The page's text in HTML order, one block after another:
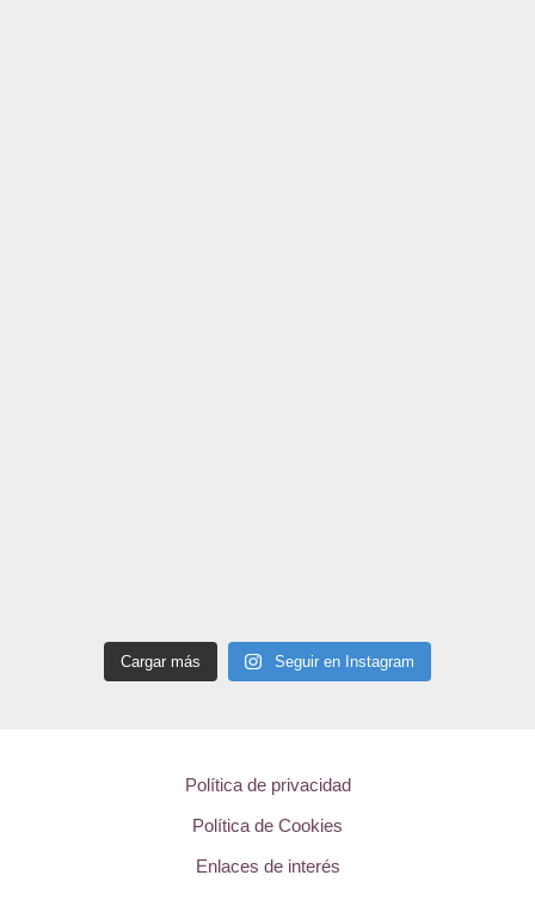
Cargar más Seguir en Instagram
Política de privacidad
Política de Cookies
Enlaces de interés